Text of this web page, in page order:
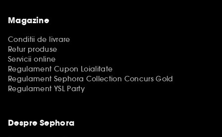
Magazine
Conditii de livrare
Retur produse
Servicii online
Regulament Cupon Loialitate
Regulament Sephora Collection Concurs Gold
Regulament YSL Party
Despre Sephora